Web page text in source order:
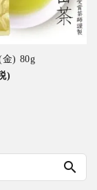
) 80g
)
search